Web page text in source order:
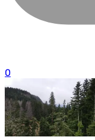
0